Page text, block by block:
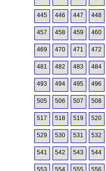
445 446 447 448
457 458 459 460
469 470 471 472
481 482 483 484
493 494 495 496
505 506 507 508
517 518 519 520
529 530 531 532
541 542 543 544
553 554 555 556